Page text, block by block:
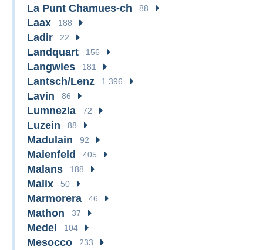
La Punt Chamues-ch 88
Laax 188
Ladir 22
Landquart 156
Langwies 181
Lantsch/Lenz 1.396
Lavin 86
Lumnezia 72
Luzein 88
Madulain 92
Maienfeld 405
Malans 188
Malix 50
Marmorera 46
Mathon 37
Medel 104
Mesocco 233